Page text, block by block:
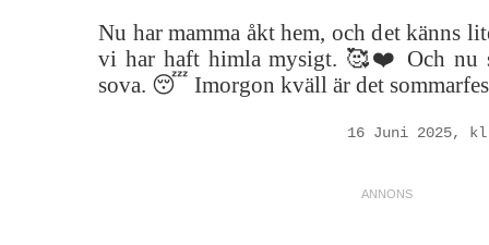
Nu har mamma åkt hem, och det känns
vi har haft himla mysigt. 🥰❤️ Och nu
sova. 😴 Imorgon kväll är det
16 Juni 2025, kl